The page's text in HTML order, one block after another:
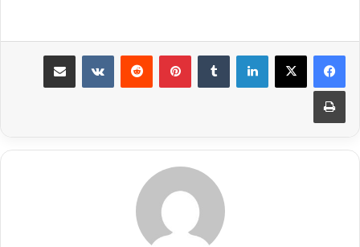
لينكدإن بينتيريست
طباعة